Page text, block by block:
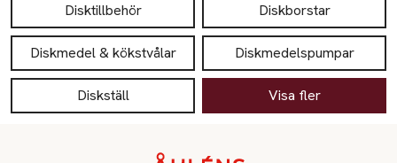
Disktillbehör Diskborstar
Diskmedel & kökstvålar Diskmedelspumpar
Diskställ Visa fler